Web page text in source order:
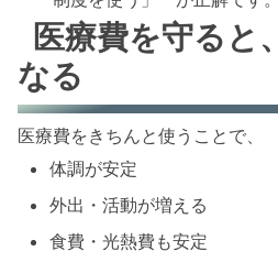
医療費を守ると
なる
医療費をきちんと使うことで、
体調が安定
外出・活動が増える
食費・光熱費も安定